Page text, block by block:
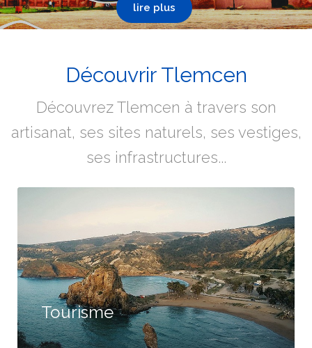
lire plus
Découvrir Tlemcen
Découvrez Tlemcen à travers son
artisanat, ses sites naturels, ses vestiges,
ses infrastructures...
Tourisme